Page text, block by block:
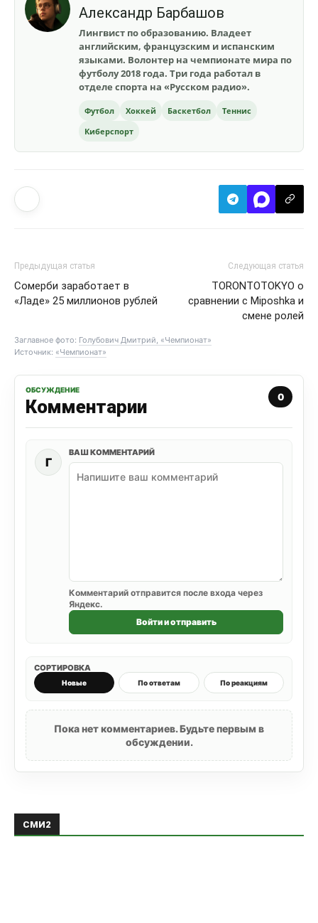
Александр Барбашов
Лингвист по образованию. Владеет
английским, французским и испанским
языками. Волонтер на чемпионате мира по
футболу 2018 года. Три года работал в
отделе спорта на «Русском радио».
Футбол Хоккей Баскетбол
Теннис
Киберспорт
Предыдущая статья
Сомерби заработает в
«Ладе» 25 миллионов рублей
Следующая статья
TORONTOTOKYO о
сравнении с Miposhka и
смене ролей
Заглавное фото: Голубович Дмитрий, «Чемпионат»
Источник: «Чемпионат»
ОБСУЖДЕНИЕ
Комментарии 0
Г
ВАШ КОММЕНТАРИЙ
Комментарий отправится после входа через
Яндекс.
Войти и отправить
СОРТИРОВКА
Новые По ответам По реакциям
Пока нет комментариев. Будьте первым в
обсуждении.
СМИ2